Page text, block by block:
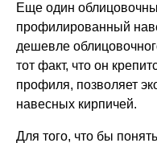
Еще один
профилированный
дешевле
тот факт, что он
профиля, позволяет
навесных кирпичей.
Для того, что бы